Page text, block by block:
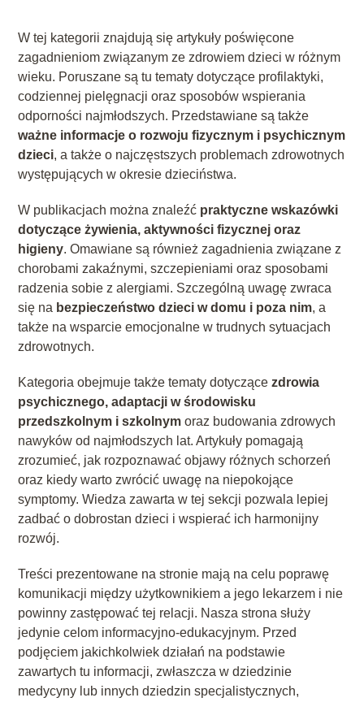
W tej kategorii znajdują się artykuły poświęcone
zagadnieniom związanym ze zdrowiem dzieci w różnym
wieku. Poruszane są tu tematy dotyczące profilaktyki,
codziennej pielęgnacji oraz sposobów wspierania
odporności najmłodszych. Przedstawiane są także
ważne informacje o rozwoju fizycznym i psychicznym
dzieci, a także o najczęstszych problemach zdrowotnych
występujących w okresie dzieciństwa.
W publikacjach można znaleźć praktyczne wskazówki
dotyczące żywienia, aktywności fizycznej oraz
higieny. Omawiane są również zagadnienia związane z
chorobami zakaźnymi, szczepieniami oraz sposobami
radzenia sobie z alergiami. Szczególną uwagę zwraca
się na bezpieczeństwo dzieci w domu i poza nim, a
także na wsparcie emocjonalne w trudnych sytuacjach
zdrowotnych.
Kategoria obejmuje także tematy dotyczącezdrowia
psychicznego, adaptacji w środowisku
przedszkolnym i szkolnym oraz budowania zdrowych
nawyków od najmłodszych lat. Artykuły pomagają
zrozumieć, jak rozpoznawać objawy różnych schorzeń
oraz kiedy warto zwrócić uwagę na niepokojące
symptomy. Wiedza zawarta w tej sekcji pozwala lepiej
zadbać o dobrostan dzieci i wspierać ich harmonijny
rozwój.
Treści prezentowane na stronie mają na celu poprawę
komunikacji między użytkownikiem a jego lekarzem i nie
powinny zastępować tej relacji. Nasza strona służy
jedynie celom informacyjno-edukacyjnym. Przed
podjęciem jakichkolwiek działań na podstawie
zawartych tu informacji, zwłaszcza w dziedzinie
medycyny lub innych dziedzin specjalistycznych,